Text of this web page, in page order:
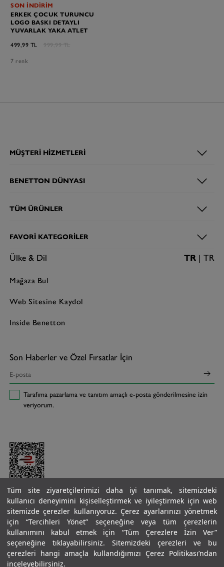
Tüm site ziyaretçilerimizi daha iyi tanımak, sitemizdeki
kullanıcı deneyimini kişiselleştirmek ve iyileştirmek için web
sitemizde çerezler kullanıyoruz. Çerez ayarlarınızı yönetmek
için “Tercihleri Yönet” seçeneğine veya tüm çerezlerin
kullanımını kabul etmek için “Tüm Çerezlere İzin Ver”
seçeneğine tıklayabilirsiniz. Sitemizdeki çerezleri ve bu
çerezleri hangi amaçla kullandığımızı Çerez Politikası’ndan
inceleyebilirsiniz.
SON İNDİRİM
ERKEK ÇOCUK TURUNCU
LOGO BASKI DETAYLI
YUVARLAK YAKA ATLET
499,99 TL
999,99 TL
7 renk
MÜŞTERI HIZMETLERI
BENETTON DÜNYASI
TÜM ÜRÜNLER
FAVORI KATEGORILER
Ülke & Dil TR | TR
Mağaza Bul
Web Sitesine Kaydol
Inside Benetton
Son Haberler ve Özel Fırsatlar İçin
Tarafıma pazarlama ve tanıtım amaçlı e-posta gönderilmesine izin
veriyorum.